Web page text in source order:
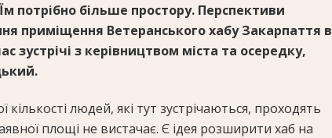
потрібно більше простору. Перспективи
приміщення Ветеранського хабу Закарпаття в
зустрічі з керівництвом міста та осередку,
кількості людей, які тут зустрічаються, проходять
площі не вистачає. Є ідея розширити хаб на